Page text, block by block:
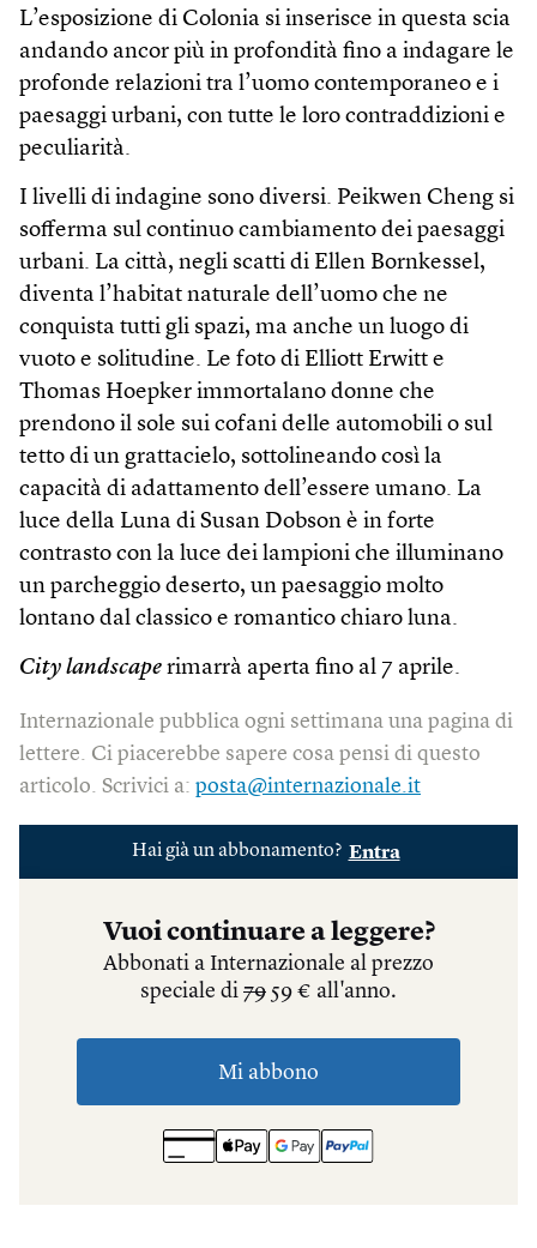
L’esposizione di Colonia si inserisce in questa scia
andando ancor più in profondità fino a indagare le
profonde relazioni tra l’uomo contemporaneo e i
paesaggi urbani, con tutte le loro contraddizioni e
peculiarità.
I livelli di indagine sono diversi. Peikwen Cheng si
sofferma sul continuo cambiamento dei paesaggi
urbani. La città, negli scatti di Ellen Bornkessel,
diventa l’habitat naturale dell’uomo che ne
conquista tutti gli spazi, ma anche un luogo di
vuoto e solitudine. Le foto di Elliott Erwitt e
Thomas Hoepker immortalano donne che
prendono il sole sui cofani delle automobili o sul
tetto di un grattacielo, sottolineando così la
capacità di adattamento dell’essere umano. La
luce della Luna di Susan Dobson è in forte
contrasto con la luce dei lampioni che illuminano
un parcheggio deserto, un paesaggio molto
lontano dal classico e romantico chiaro luna.
City landscape rimarrà aperta fino al 7 aprile.
Internazionale pubblica ogni settimana una pagina di
lettere. Ci piacerebbe sapere cosa pensi di questo
articolo. Scrivici a: posta@internazionale.it